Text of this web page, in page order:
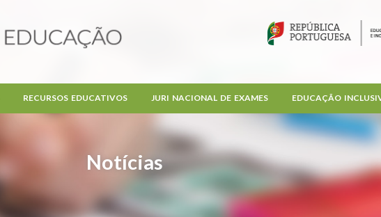
Notícias
RECURSOS EDUCATIVOS JURI NACIONAL DE EXAMES EDUCAÇÃO